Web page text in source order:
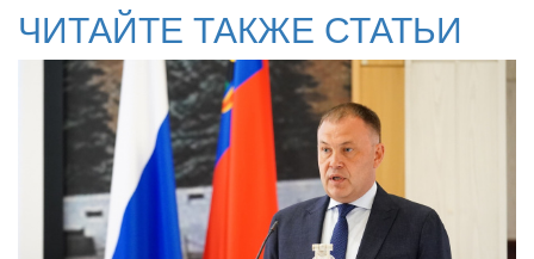
ЧИТАЙТЕ ТАКЖЕ СТАТЬИ